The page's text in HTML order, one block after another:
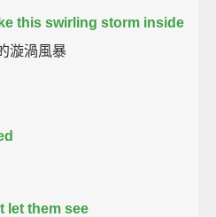
this swirling storm inside
漩渦風暴
let them see